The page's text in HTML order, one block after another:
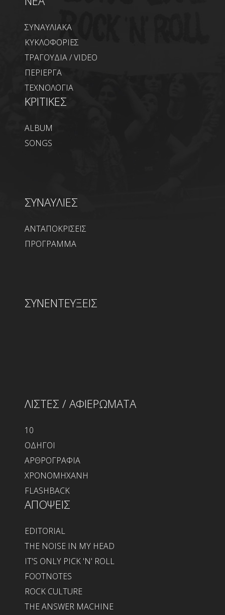
ΣΥΝΑΥΛΙΑΚΑ
ΚΥΚΛΟΦΟΡΙΕΣ
ΤΡΑΓΟΥΔΙΑ / VIDEO
ΠΕΡΙΕΡΓΑ
ΤΕΧΝΟΛΟΓΙΑ
ΚΡΙΤΙΚΕΣ
ALBUM
SONGS
ΣΥΝΑΥΛΙΕΣ
ΑΝΤΑΠΟΚΡΙΣΕΙΣ
ΠΡΟΓΡΑΜΜΑ
ΣΥΝΕΝΤΕΥΞΕΙΣ
ΛΙΣΤΕΣ / ΑΦΙΕΡΩΜΑΤΑ
10
ΟΔΗΓΟΙ
ΑΡΘΡΟΓΡΑΦΙΑ
ΧΡΟΝΟΜΗΧΑΝΗ
FLASHBACK
ΑΠΟΨΕΙΣ
EDITORIAL
THE NOISE IN MY HEAD
IT'S ONLY PICK 'N' ROLL
FOOTNOTES
ROCK CULTURE
THE ANSWER MACHINE